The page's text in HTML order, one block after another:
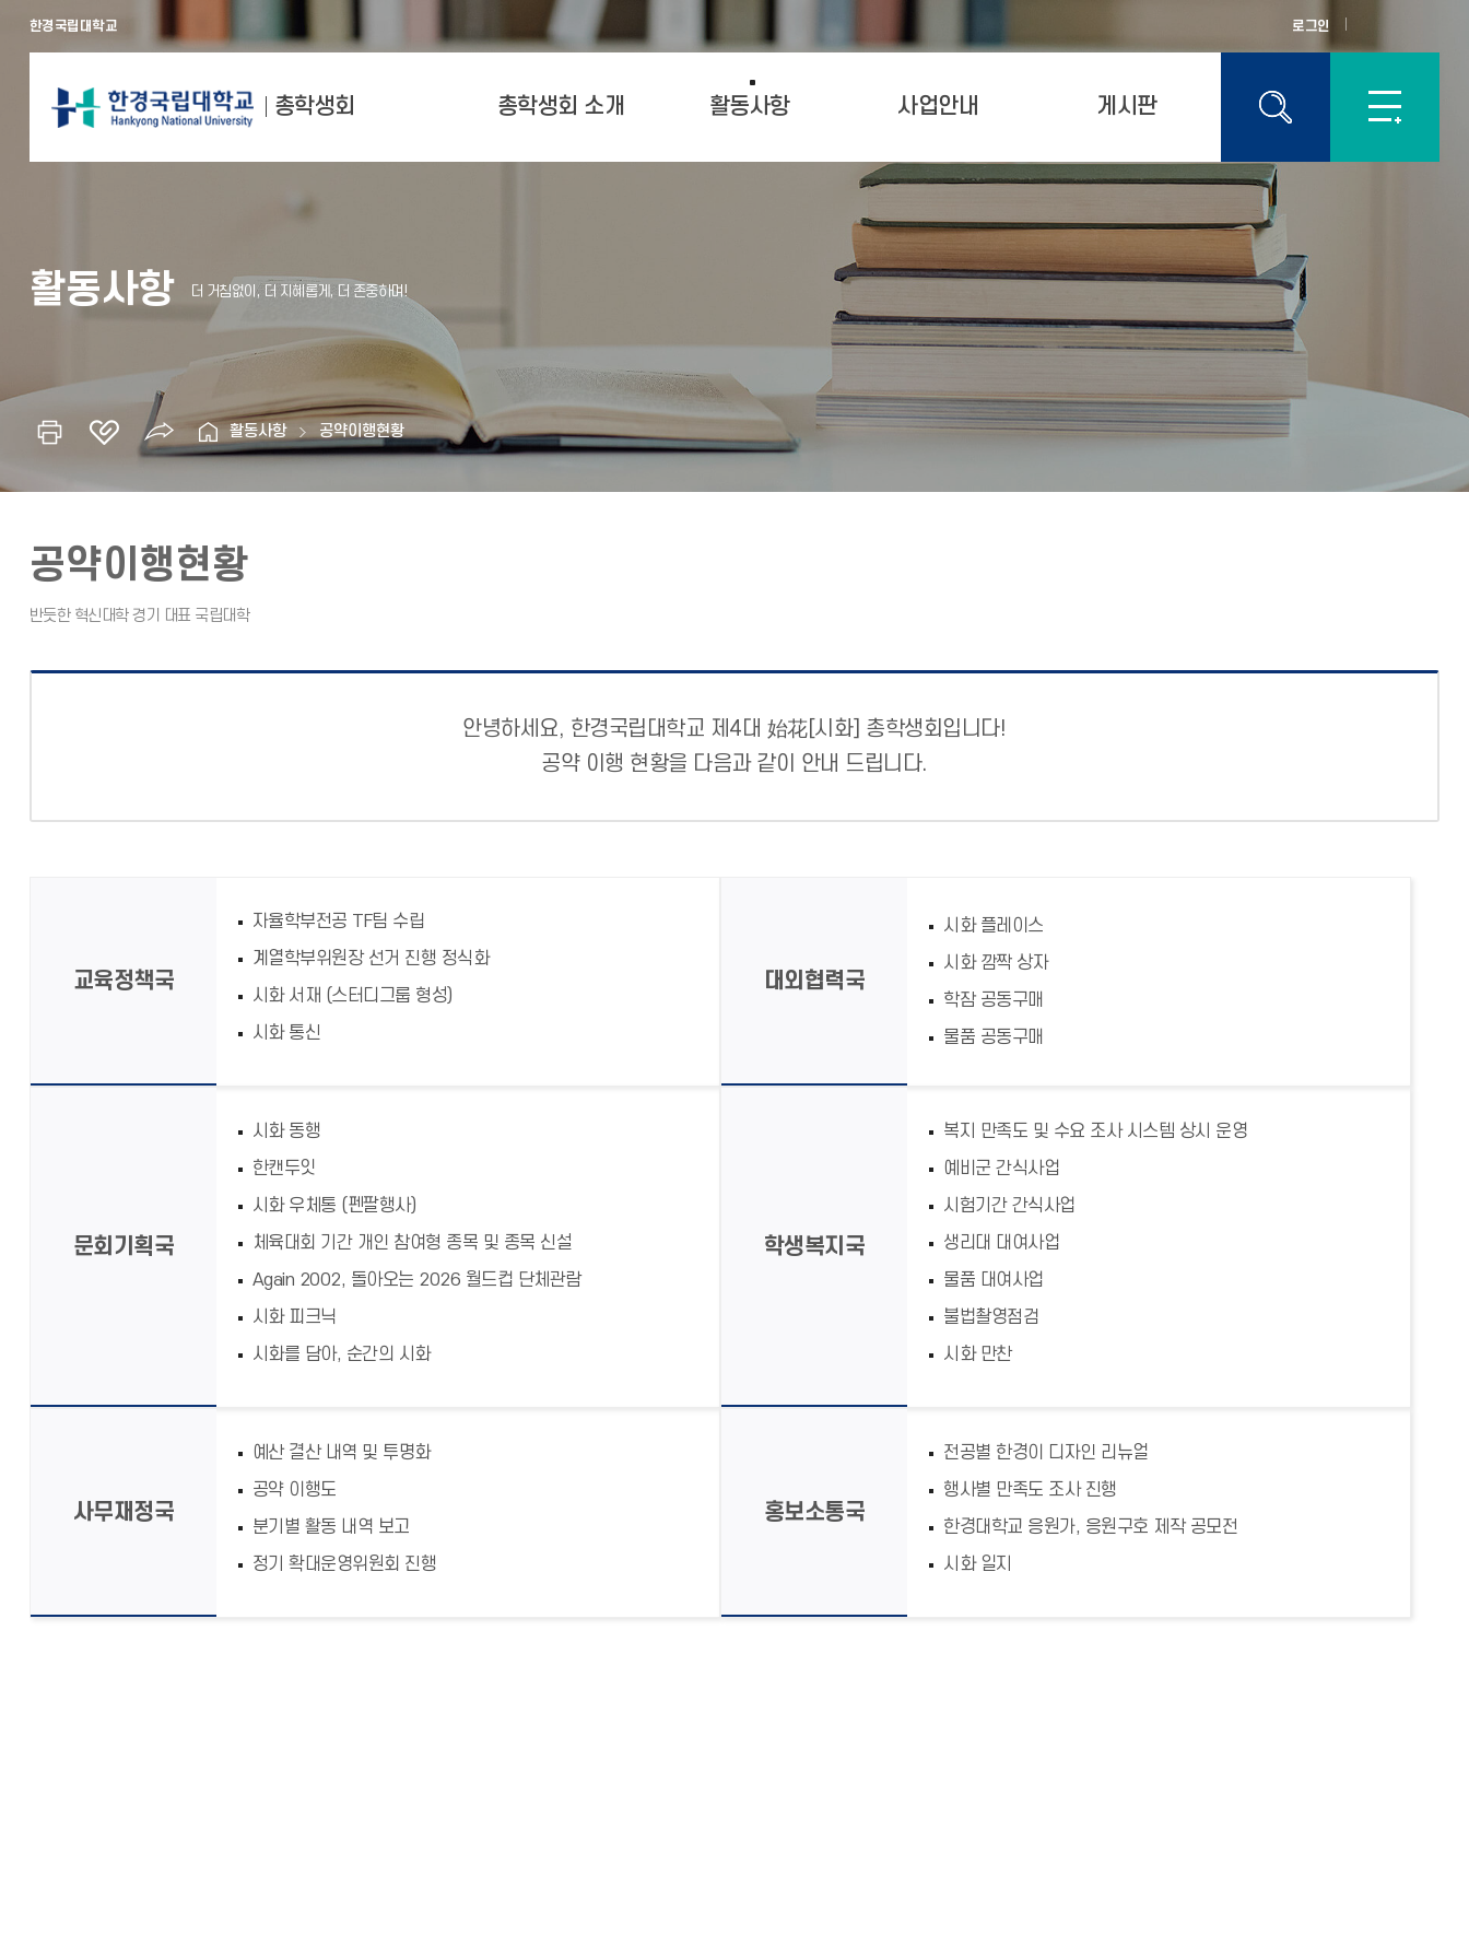
한경국립대학교 로그인
총학생회 총학생회 소개 활동사항 사업안내 게시판
활동사항
활동사항 공약이행현황
공약이행현황
안녕하세요, 한경국립대학교 제4대 始花[시화] 총학생회입니다!
공약 이행 현황을 다음과 같이 안내 드립니다.
교육정책국
자율학부전공 TF팀 수립
계열학부위원장 선거 진행 정식화
시화 서재 (스터디그룹 형성)
시화 통신
대외협력국
시화 플레이스
시화 깜짝 상자
학잠 공동구매
물품 공동구매
문회기획국
시화 동행
한캔두잇
시화 우체통 (펜팔행사)
체육대회 기간 개인 참여형 종목 및 종목 신설
Again 2002, 돌아오는 2026 월드컵 단체관람
시화 피크닉
시화를 담아, 순간의 시화
학생복지국
복지 만족도 및 수요 조사 시스템 상시 운영
예비군 간식사업
시험기간 간식사업
생리대 대여사업
물품 대여사업
불법촬영점검
시화 만찬
사무재정국
예산 결산 내역 및 투명화
공약 이행도
분기별 활동 내역 보고
정기 확대운영위원회 진행
홍보소통국
전공별 한경이 디자인 리뉴얼
행사별 만족도 조사 진행
한경대학교 응원가, 응원구호 제작 공모전
시화 일지